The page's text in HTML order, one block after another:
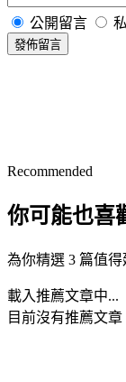
公開留言
發佈留言
Recommended
你可能也喜
為你精選 3 篇值
載入推薦文章中...
目前沒有推薦文章